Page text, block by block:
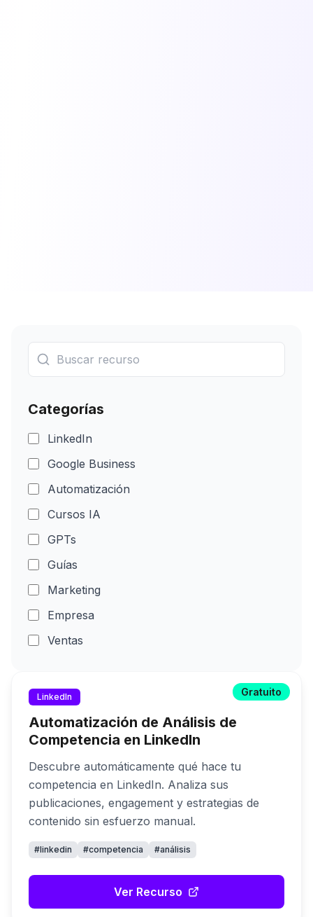
Categorías
LinkedIn
Google Business
Automatización
Cursos IA
GPTs
Guías
Marketing
Empresa
Ventas
RRHH
Casos de Uso
Gratuito
LinkedIn
Automatización de Análisis de
Competencia en LinkedIn
Descubre automáticamente qué hace tu
competencia en LinkedIn. Analiza sus
publicaciones, engagement y estrategias de
contenido sin esfuerzo manual.
#linkedin #competencia #análisis
Ver Recurso